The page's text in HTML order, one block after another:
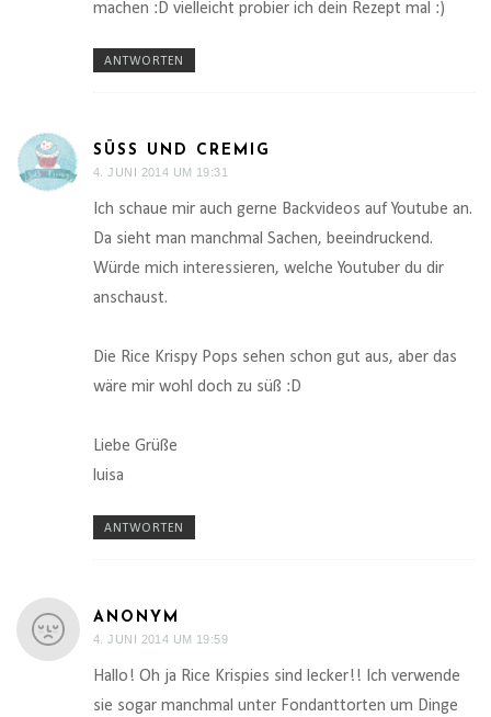
machen :D vielleicht probier ich dein Rezept mal :)
ANTWORTEN
SÜSS UND CREMIG
4. JUNI 2014 UM 19:31
Ich schaue mir auch gerne Backvideos auf Youtube an.
Da sieht man manchmal Sachen, beeindruckend.
Würde mich interessieren, welche Youtuber du dir
anschaust.
Die Rice Krispy Pops sehen schon gut aus, aber das
wäre mir wohl doch zu süß :D
Liebe Grüße
luisa
ANTWORTEN
ANONYM
4. JUNI 2014 UM 19:59
Hallo! Oh ja Rice Krispies sind lecker!! Ich verwende
sie sogar manchmal unter Fondanttorten um Dinge